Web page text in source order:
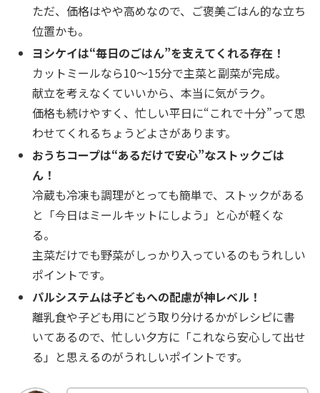
ただ、価格はやや高めなので、ご褒美ごはん的な立ち
位置かも。
ヨシケイは“毎日のごはん”を支えてくれる存在！
カットミールなら10〜15分で主菜と副菜が完成。
献立を考えなくていいから、本当に気がラク。
価格も続けやすく、忙しい平日に“これで十分”って思
わせてくれるちょうどよさがあります。
おうちコープは“あるだけで安心”なストックごは
ん！
冷蔵も冷凍も調理がとっても簡単で、ストックがある
と「今日はミールキットにしよう」と心が軽くな
る。
主菜だけでも野菜がしっかり入っているのもうれしい
ポイントです。
パルシステムは子どもへの配慮が神レベル！
離乳食や子ども用にどう取り分けるかがレシピに書
いてあるので、忙しい夕方に「これなら安心して出せ
る」と思えるのがうれしいポイントです。